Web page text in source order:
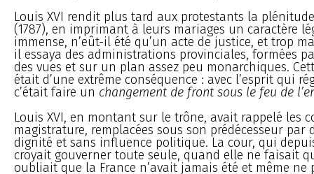
Louis XVI rendit plus tard aux protestants la
(1787), en imprimant à leurs mariages un caractère
immense, n’eût-il été qu’un acte de justice, et trop
il essaya des administrations provinciales, formées
des vues et sur un plan assez peu monarchiques.
était d’une extrême conséquence : avec l’esprit qui
c’était faire un changement de front sous le feu de
Louis XVI, en montant sur le trône, avait rappelé les
magistrature, remplacées sous son prédécesseur par
dignité et sans influence politique. La cour, qui
croyait gouverner toute seule, quand elle ne faisait
oubliait que la France n’avait jamais été et même ne